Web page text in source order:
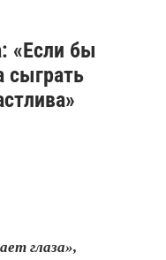
«Если бы
сыграть
глаза»,